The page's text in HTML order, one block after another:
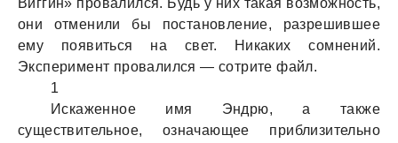
Виггин» провалился. Будь у них такая возможность,
они отменили бы постановление, разрешившее
ему появиться на свет. Никаких сомнений.
Эксперимент провалился — сотрите файл.
1
Искаженное имя Эндрю, а также
существительное, означающее приблизительно